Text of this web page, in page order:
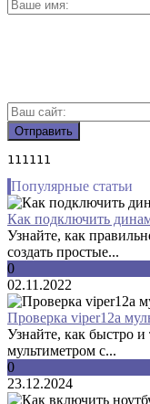
111111
Популярные статьи
Как подключить
Узнайте, как
создать простые...
0
02.11.2022
Проверка viper12a
Узнайте, как быстро
мультиметром с...
0
23.12.2024